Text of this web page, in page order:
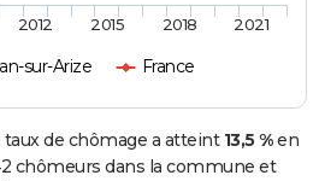
sur-Arize France
2012 2015 2018 2021
de chômage a atteint 13,5 %en
chômeurs dans la commune et